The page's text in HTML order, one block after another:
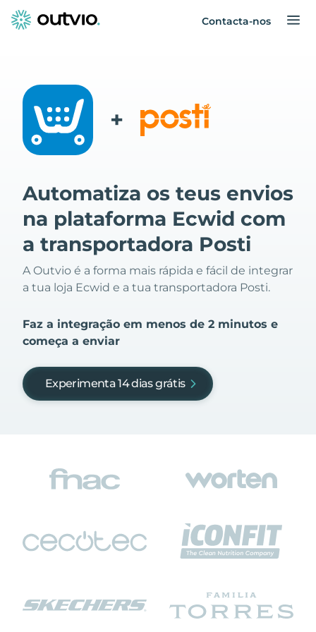
Contacta-nos
+
Automatiza os teus envios
na plataforma Ecwid com
a transportadora Posti
A Outvio é a forma mais rápida e fácil de integrar
a tua loja Ecwid e a tua transportadora Posti.
Faz a integração em menos de 2 minutos e
começa a enviar
Experimenta 14 dias grátis